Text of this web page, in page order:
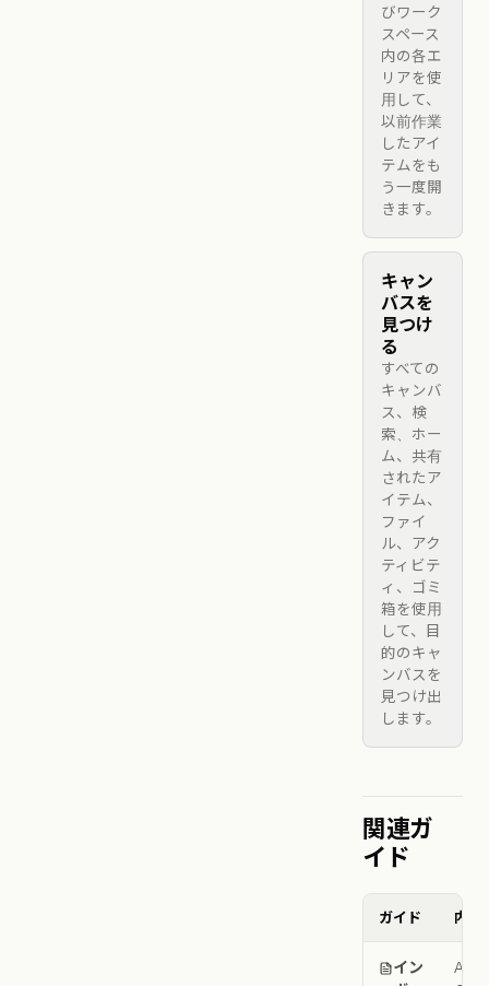
びワーク
スペース
内の各エ
リアを使
用して、
以前作業
したアイ
テムをも
う一度開
きます。
キャン
バスを
見つけ
る
すべての
キャンバ
ス、検
索、ホー
ム、共有
されたア
イテム、
ファイ
ル、アク
ティビテ
ィ、ゴミ
箱を使用
して、目
的のキャ
ンバスを
見つけ出
します。
関連ガ
イド
ガイド 内容
イン
ALL